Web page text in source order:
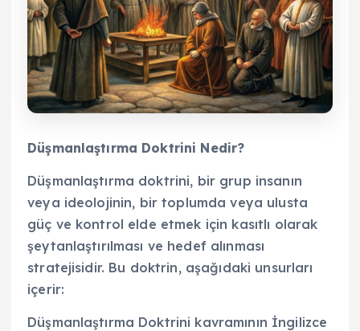
Düşmanlaştırma Doktrini Nedir?
Düşmanlaştırma doktrini, bir grup insanın
veya ideolojinin, bir toplumda veya ulusta
güç ve kontrol elde etmek için kasıtlı olarak
şeytanlaştırılması ve hedef alınması
stratejisidir. Bu doktrin, aşağıdaki unsurları
içerir:
Düşmanlaştırma Doktrini kavramının İngilizce